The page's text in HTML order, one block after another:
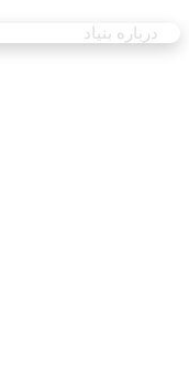
درباره بنیاد